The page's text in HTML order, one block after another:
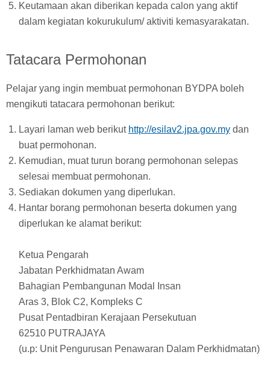
Keutamaan akan diberikan kepada calon yang aktif
dalam kegiatan kokurukulum/ aktiviti kemasyarakatan.
Tatacara Permohonan
Pelajar yang ingin membuat permohonan BYDPA boleh
mengikuti tatacara permohonan berikut:
Layari laman web berikut http://esilav2.jpa.gov.mydan
buat permohonan.
Kemudian, muat turun borang permohonan selepas
selesai membuat permohonan.
Sediakan dokumen yang diperlukan.
Hantar borang permohonan beserta dokumen yang
diperlukan ke alamat berikut:
Ketua Pengarah
Jabatan Perkhidmatan Awam
Bahagian Pembangunan Modal Insan
Aras 3, Blok C2, Kompleks C
Pusat Pentadbiran Kerajaan Persekutuan
62510 PUTRAJAYA
(u.p: Unit Pengurusan Penawaran Dalam Perkhidmatan)